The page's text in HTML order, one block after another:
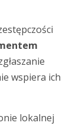
wspiera ich
lokalnej